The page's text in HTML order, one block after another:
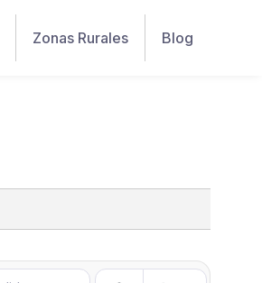
Zonas Rurales Blog